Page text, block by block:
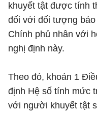
khuyết tật được tính
đối với đối tượng
Chính phủ nhân với
nghị định này.
Theo đó, khoản 1
định Hệ số tính mức
với người khuyết tật